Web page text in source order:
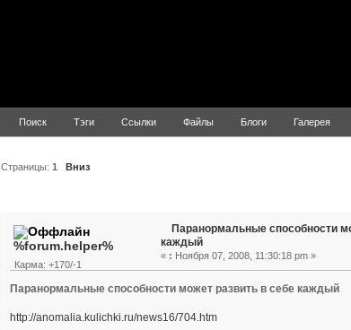
Поиск Тэги Ссылки Файлы Блоги Галерея
Страницы:1 Вниз
%forum.helper%
Карма: +170/-1
Паранормальные способности
каждый
« : Ноября 07, 2008, 11:30:18 pm »
Паранормальные способности может развить в себе каждый
http://anomalia.kulichki.ru/news16/704.htm